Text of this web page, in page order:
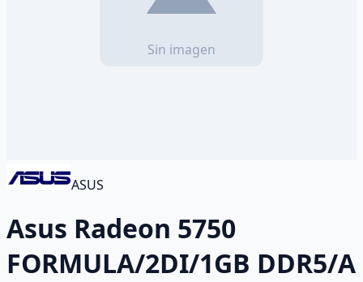
ASUS
Asus Radeon 5750
FORMULA/2DI/1GB DDR5/A